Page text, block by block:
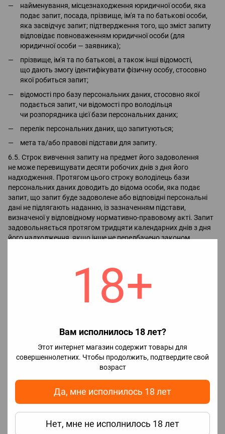
18+
Вам исполнилось 18 лет?
Этот интернет магазин содержит товары для
совершеннолетних. Чтобы продолжить, подтвердите свой
возраст
Да, мне исполнилось 18 лет
Нет, мне не исполнилось 18 лет
найменування, місцезнаходження юридичної особи, яка
подає запит, посада, прізвище, ім'я та по батькові особи,
яка засвідчує запит; підтвердження того, що зміст запиту
відповідає повноваженням юридичної особи (для
юридичної особи — заявника);
прізвище, ім'я та по батькові, а також інші відомості,
що дають змогу ідентифікувати фізичну особу, стосовно
якої робиться запит;
відомості про базу персональних даних, стосовно якої
подається запит, чи відомості про володільця
чи розпорядника цієї бази персональних даних;
перелік персональних даних, що запитуються;
мета та/або правові підстави для запиту.
6.5. Строк вивчення запиту на предмет його задоволення
не може перевищувати десяти робочих днів з дня його
надходження. Протягом цього строку володілець бази
персональних даних доводить до відома особи, яка подає
запит, що запит буде задоволене або відповідні персональні
дані не підлягають наданню, із зазначенням підстави,
визначеної у відповідному нормативно-правовому акті. Запит
задовольняється протягом тридцяти календарних днів з дня
його надходження, якщо інше не передбачено законом.
надані протягом тридцяти календарних днів з дня
надходження запиту. При цьому загальний термін вирішення
питань, порушених у запиті, не може перевищувати сорока
п'яти календарних днів.
з роз'ясненням порядку оскарження такого рішення.
6.8. У повідомленні про відстрочення зазначаються:
прізвище, ім'я та по батькові посадової особи;
причина відстрочення;
строк, протягом якого буде задоволено запит.
6.9. Відмова у доступі до персональних даних допускається,
якщо доступ до них заборонено згідно із законом.